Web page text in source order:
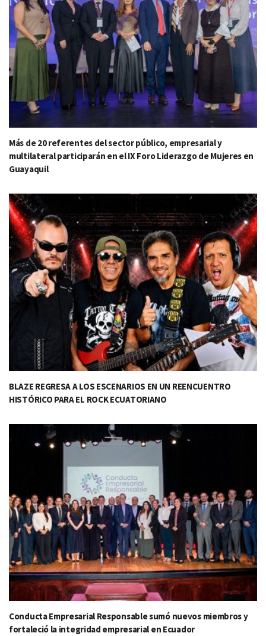
Más de 20 referentes del sector público, empresarial y
multilateral participarán en el IX Foro Liderazgo de Mujeres en
Guayaquil
BLAZE REGRESA A LOS ESCENARIOS EN UN REENCUENTRO
HISTÓRICO PARA EL ROCK ECUATORIANO
Conducta Empresarial Responsable sumó nuevos miembros y
fortaleció la integridad empresarial en Ecuador